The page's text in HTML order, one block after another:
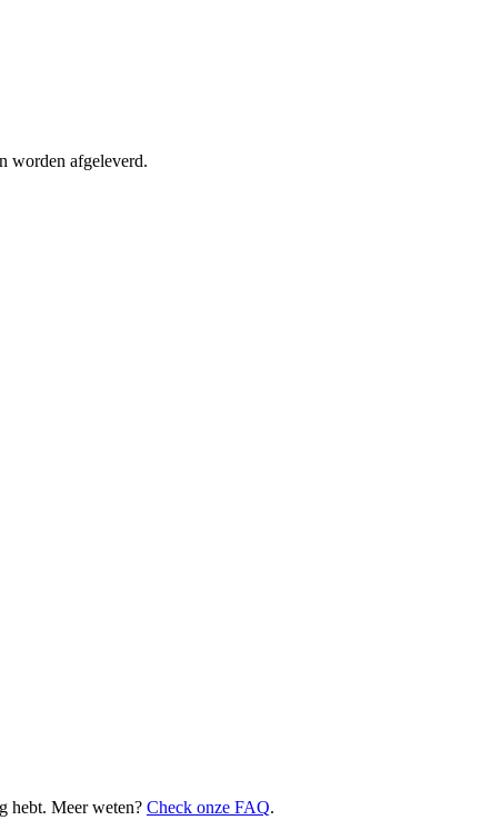
worden afgeleverd.
hebt. Meer weten? Check onze FAQ.